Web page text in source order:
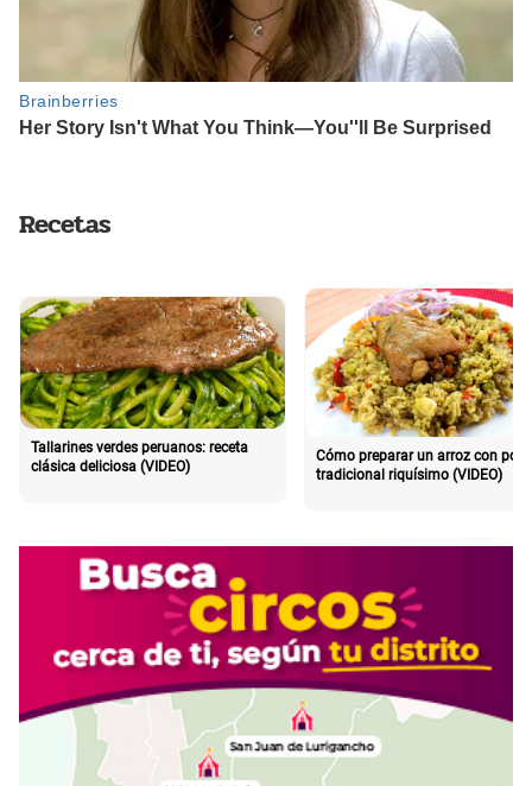
Recetas
Tallarines verdes peruanos: receta
clásica deliciosa (VIDEO)
Cómo preparar un arroz con pollo
tradicional riquísimo (VIDEO)